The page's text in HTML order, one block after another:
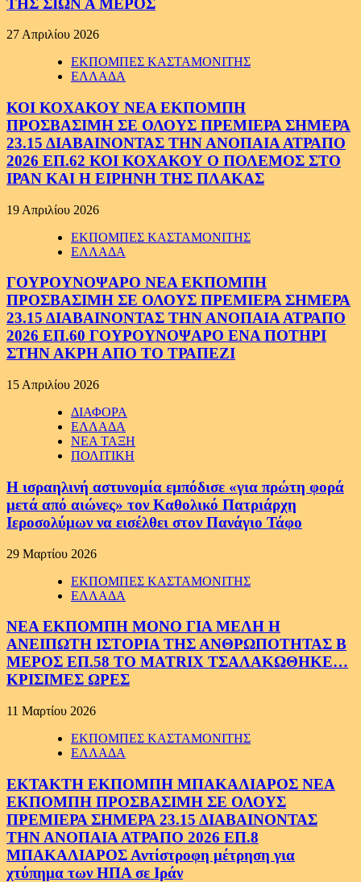
27 Απριλίου 2026
ΕΚΠΟΜΠΕΣ ΚΑΣΤΑΜΟΝΙΤΗΣ
ΕΛΛΑΔΑ
ΚΟΙ ΚΟΧΑΚΟΥ ΝΕΑ ΕΚΠΟΜΠΗ
ΠΡΟΣΒΑΣΙΜΗ ΣΕ ΟΛΟΥΣ ΠΡΕΜΙΕΡΑ ΣΗΜΕΡΑ
23.15 ΔΙΑΒΑΙΝΟΝΤΑΣ ΤΗΝ ΑΝΟΠΑΙΑ ΑΤΡΑΠΟ
2026 ΕΠ.62 ΚΟΙ ΚΟΧΑΚΟΥ Ο ΠΟΛΕΜΟΣ ΣΤΟ
ΙΡΑΝ ΚΑΙ Η ΕΙΡΗΝΗ ΤΗΣ ΠΛΑΚΑΣ
19 Απριλίου 2026
ΕΚΠΟΜΠΕΣ ΚΑΣΤΑΜΟΝΙΤΗΣ
ΕΛΛΑΔΑ
ΓΟΥΡΟΥΝΟΨΑΡΟ ΝΕΑ ΕΚΠΟΜΠΗ
ΠΡΟΣΒΑΣΙΜΗ ΣΕ ΟΛΟΥΣ ΠΡΕΜΙΕΡΑ ΣΗΜΕΡΑ
23.15 ΔΙΑΒΑΙΝΟΝΤΑΣ ΤΗΝ ΑΝΟΠΑΙΑ ΑΤΡΑΠΟ
2026 ΕΠ.60 ΓΟΥΡΟΥΝΟΨΑΡΟ ΕΝΑ ΠΟΤΗΡΙ
ΣΤΗΝ ΑΚΡΗ ΑΠΟ ΤΟ ΤΡΑΠΕΖΙ
15 Απριλίου 2026
ΔΙΑΦΟΡΑ
ΕΛΛΑΔΑ
ΝΕΑ ΤΑΞΗ
ΠΟΛΙΤΙΚΗ
Η ισραηλινή αστυνομία εμπόδισε «για πρώτη φορά
μετά από αιώνες» τον Καθολικό Πατριάρχη
Ιεροσολύμων να εισέλθει στον Πανάγιο Τάφο
29 Μαρτίου 2026
ΕΚΠΟΜΠΕΣ ΚΑΣΤΑΜΟΝΙΤΗΣ
ΕΛΛΑΔΑ
ΝΕΑ ΕΚΠΟΜΠΗ ΜΟΝΟ ΓΙΑ ΜΕΛΗ Η
ΑΝΕΙΠΩΤΗ ΙΣΤΟΡΙΑ ΤΗΣ ΑΝΘΡΩΠΟΤΗΤΑΣ Β
ΜΕΡΟΣ ΕΠ.58 ΤΟ MATRIX ΤΣΑΛΑΚΩΘΗΚΕ…
ΚΡΙΣΙΜΕΣ ΩΡΕΣ
11 Μαρτίου 2026
ΕΚΠΟΜΠΕΣ ΚΑΣΤΑΜΟΝΙΤΗΣ
ΕΛΛΑΔΑ
ΕΚΤΑΚΤΗ ΕΚΠΟΜΠΗ ΜΠΑΚΑΛΙΑΡΟΣ ΝΕΑ
ΕΚΠΟΜΠΗ ΠΡΟΣΒΑΣΙΜΗ ΣΕ ΟΛΟΥΣ
ΠΡΕΜΙΕΡΑ ΣΗΜΕΡΑ 23.15 ΔΙΑΒΑΙΝΟΝΤΑΣ
ΤΗΝ ΑΝΟΠΑΙΑ ΑΤΡΑΠΟ 2026 ΕΠ.8
ΜΠΑΚΑΛΙΑΡΟΣ Αντίστροφη μέτρηση για
χτύπημα των ΗΠΑ σε Ιράν